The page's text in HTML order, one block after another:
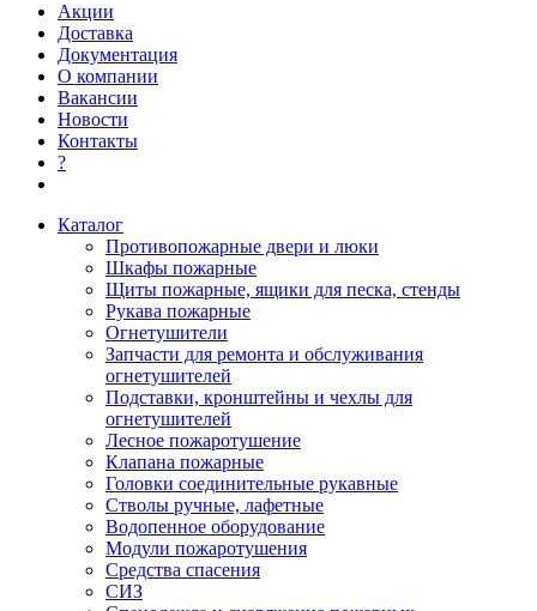
Акции
Доставка
Документация
О компании
Вакансии
Новости
Контакты
?
Каталог
Противопожарные двери и люки
Шкафы пожарные
Щиты пожарные, ящики для песка, стенды
Рукава пожарные
Огнетушители
Запчасти для ремонта и обслуживания
огнетушителей
Подставки, кронштейны и чехлы для
огнетушителей
Лесное пожаротушение
Клапана пожарные
Головки соединительные рукавные
Стволы ручные, лафетные
Водопенное оборудование
Модули пожаротушения
Средства спасения
СИЗ